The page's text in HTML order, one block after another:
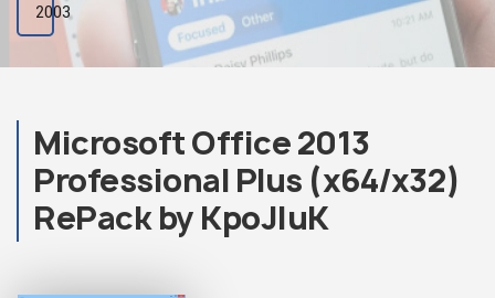
2003
Microsoft Office 2013
Professional Plus (x64/x32)
RePack by KpoJIuK